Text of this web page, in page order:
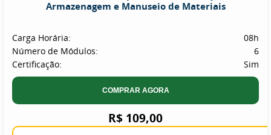
Armazenagem e Manuseio de Materiais
Carga Horária:
08h
Número de Módulos:
6
Certificação:
Sim
COMPRAR AGORA
R$ 109,00